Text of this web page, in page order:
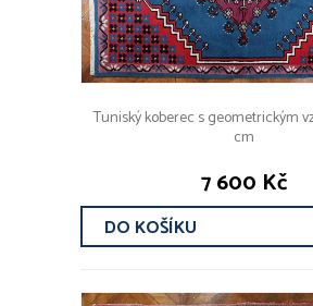
před r. 1800
19. stol
1890 - 1940
od r. 1940
současnost
Tuniský koberec s geometrickým
cm
7 600 Kč
DO KOŠÍKU